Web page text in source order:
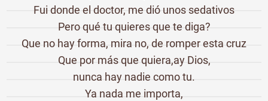
Fui donde el doctor, me dió unos sedativos
Pero qué tu quieres que te diga?
Que no hay forma, mira no, de romper esta cruz
Que por más que quiera,ay Dios,
nunca hay nadie como tu.
Ya nada me importa,